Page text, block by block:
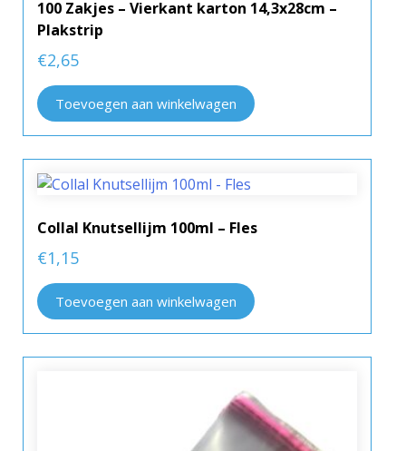
100 Zakjes – Vierkant karton 14,3x28cm –
Plakstrip
€2,65
Toevoegen aan winkelwagen
Collal Knutsellijm 100ml – Fles
€1,15
Toevoegen aan winkelwagen